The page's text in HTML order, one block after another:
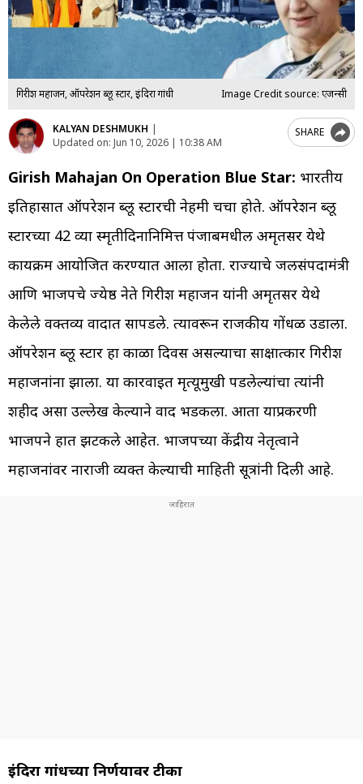
गिरीश महाजन, ऑपरेशन ब्लू स्टार, इंदिरा गांधी Image Credit source: एजन्सी
KALYAN DESHMUKH |
Updated on: Jun 10, 2026 | 10:38 AM
SHARE
Girish Mahajan On Operation Blue Star: भारतीय
इतिहासात ऑपरेशन ब्लू स्टारची नेहमी चर्चा होते. ऑपरेशन ब्लू
स्टारच्या 42 व्या स्मृतीदिनानिमित्त पंजाबमधील अमृतसर येथे
कार्यक्रम आयोजित करण्यात आला होता. राज्याचे जलसंपदामंत्री
आणि भाजपचे ज्येष्ठ नेते गिरीश महाजन यांनी अमृतसर येथे
केलेले वक्तव्य वादात सापडले. त्यावरून राजकीय गोंधळ उडाला.
ऑपरेशन ब्लू स्टार हा काळा दिवस असल्याचा साक्षात्कार गिरीश
महाजनांना झाला. या कारवाईत मृत्यूमुखी पडलेल्यांचा त्यांनी
शहीद असा उल्लेख केल्याने वाद भडकला. आता याप्रकरणी
भाजपने हात झटकले आहेत. भाजपच्या केंद्रीय नेतृत्वाने
महाजनांवर नाराजी व्यक्त केल्याची माहिती सूत्रांनी दिली आहे.
इंदिरा गांधींच्या निर्णयावर टीका